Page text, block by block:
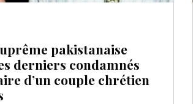
pakistanaise
derniers condamnés
d’un couple chrétien